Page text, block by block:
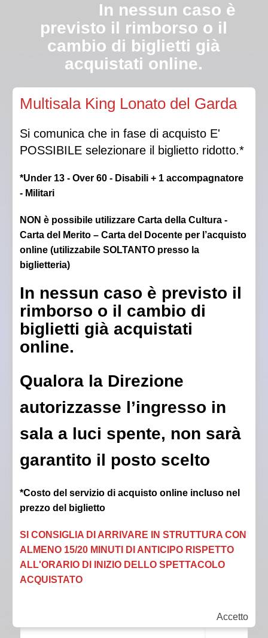
In nessun caso è
previsto il rimborso o il
cambio di biglietti già
acquistati online.
luci spente, non sarà garantito il posto scelto.
Accetto
Multisala King Lonato del Garda
Si comunica che in fase di acquisto E'
POSSIBILE selezionare il biglietto ridotto.*
*Under 13 - Over 60 - Disabili + 1 accompagnatore
- Militari
NON è possibile utilizzare Carta della Cultura -
Carta del Merito – Carta del Docente per l’acquisto
online (utilizzabile SOLTANTO presso la
biglietteria)
In nessun caso è previsto il
rimborso o il cambio di
biglietti già acquistati
online.
Qualora la Direzione
autorizzasse l’ingresso in
sala a luci spente, non sarà
garantito il posto scelto
*Costo del servizio di acquisto online incluso nel
prezzo del biglietto
SI CONSIGLIA DI ARRIVARE IN STRUTTURA CON
ALMENO 15/20 MINUTI DI ANTICIPO RISPETTO
ALL'ORARIO DI INIZIO DELLO SPETTACOLO
ACQUISTATO